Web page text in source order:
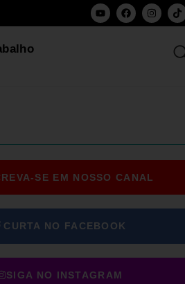
SE EM NOSSO CANAL
CURTA NO FACEBOOK
SIGA NO INSTAGRAM